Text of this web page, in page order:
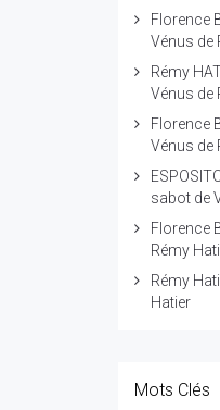
Florence
Vénus de
Rémy
Vénus de
Florence
Vénus de
sabot de
Florence
Rémy
Rémy
Hatier
Mots Clés